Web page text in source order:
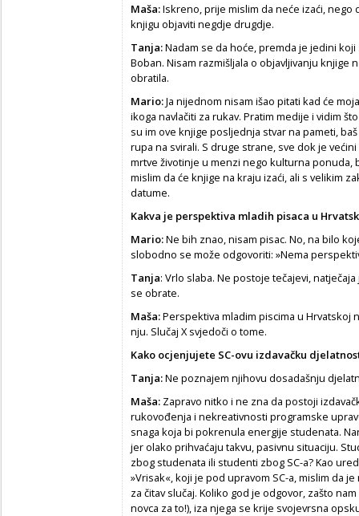
Maša:Iskreno, prije mislim da neće izaći, nego
knjigu objaviti negdje drugdje.
Tanja:Nadam se da hoće, premda je jedini
Boban. Nisam razmišljala o objavljivanju
obratila.
Mario:Ja nijednom nisam išao pitati kad će
ikoga navlačiti za rukav. Pratim medije i vidim
su im ove knjige posljednja stvar na pameti,
rupa na svirali. S druge strane, sve dok je
mrtve životinje u menzi nego kulturna ponuda,
mislim da će knjige na kraju izaći, ali s velikim
datume.
Kakva je perspektiva mladih pisaca u
Mario:Ne bih znao, nisam pisac. No, na bilo
slobodno se može odgovoriti: »Nema
Tanja: Vrlo slaba. Ne postoje tečajevi,
se obrate.
Maša:Perspektiva mladim piscima u Hrvatskoj
nju. Slučaj X svjedoči o tome.
Kako ocjenjujete SC-ovu izdavačku
Tanja:Ne poznajem njihovu dosadašnju
Maša: Zapravo nitko i ne zna da postoji
rukovođenja i nekreativnosti programske
snaga koja bi pokrenula energije studenata.
jer olako prihvaćaju takvu, pasivnu situaciju.
zbog studenata ili studenti zbog SC-a? Kao
»Vrisak«, koji je pod upravom SC-a, mislim da
za čitav slučaj. Koliko god je odgovor, zašto
novca za to!), iza njega se krije svojevrsna